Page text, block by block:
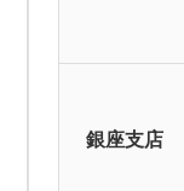
銀座支店